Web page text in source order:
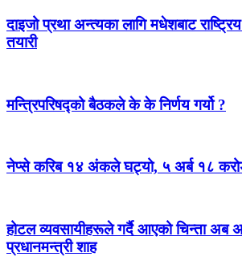
दाइजो प्रथा अन्त्यका लागि मधेशबाट
तयारी
मन्त्रिपरिषद्को बैठकले के के निर्णय गर्यो ?
नेप्से करिब १४ अंकले घट्यो, ५ अर्ब १८
होटल व्यवसायीहरूले गर्दै आएको चिन्ता अब
प्रधानमन्त्री शाह